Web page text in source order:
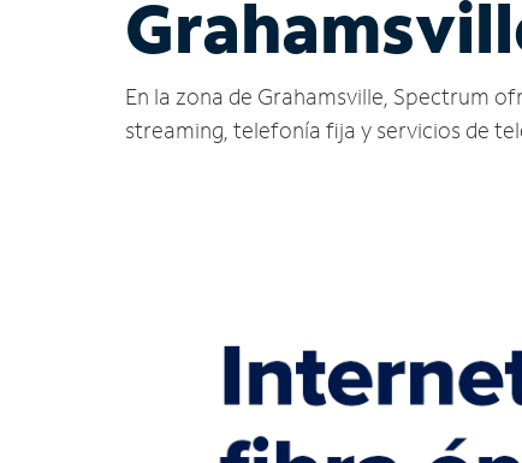
En la zona de Grahamsville, Spectrum
streaming, telefonía fija y servicios de